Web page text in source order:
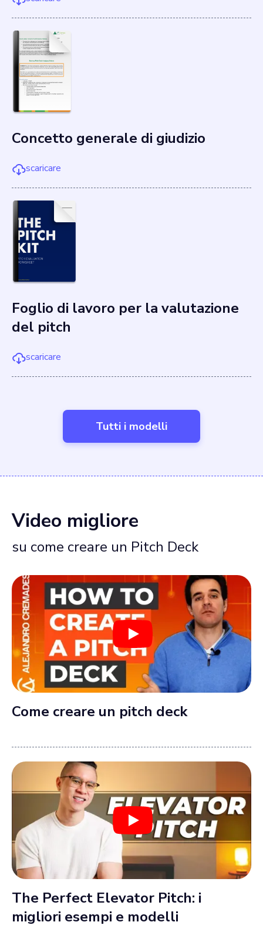
Concetto generale di giudizio
scaricare
Foglio di lavoro per la valutazione
del pitch
scaricare
Tutti i modelli
Video migliore
su come creare un Pitch Deck
Come creare un pitch deck
The Perfect Elevator Pitch: i
migliori esempi e modelli